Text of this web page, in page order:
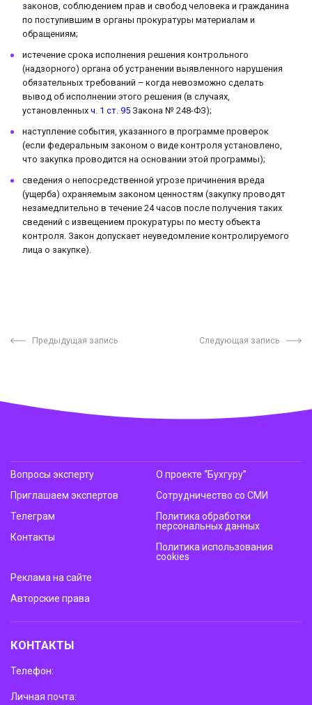
законов, соблюдением прав и свобод человека и гражданина
по поступившим в органы прокуратуры материалам и
обращениям;
истечение срока исполнения решения контрольного
(надзорного) органа об устранении выявленного нарушения
обязательных требований – когда невозможно сделать
вывод об исполнении этого решения (в случаях,
установленных ч. 1 ст. 95 Закона № 248-ФЗ);
наступление события, указанного в программе проверок
(если федеральным законом о виде контроля установлено,
что закупка проводится на основании этой программы);
сведения о непосредственной угрозе причинения вреда
(ущерба) охраняемым законом ценностям (закупку проводят
незамедлительно в течение 24 часов после получения таких
сведений с извещением прокуратуры по месту объекта
контроля. Закон допускает неуведомление контролируемого
лица о закупке).
Предыдущая запись Следующая запись
Вопросы эксперту
Приглашаем экспертов
Телеграм
Контакты
О проекте “Бухгуру”
Сотрудничество со СМИ
Политика обработки
персональных данных
Политика использования
cookies
Реклама на сайте
Авторские права
КОНТАКТЫ
Телефон:
Личная почта: